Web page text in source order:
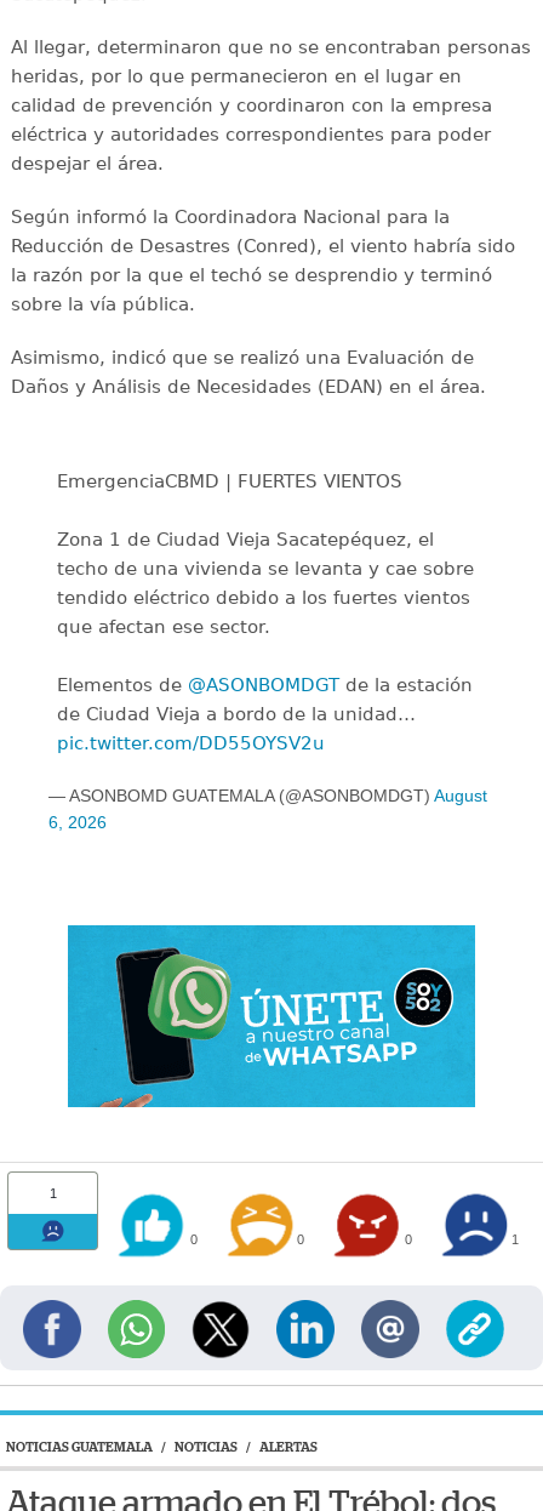
Al llegar, determinaron que no se encontraban personas
heridas, por lo que permanecieron en el lugar en
calidad de prevención y coordinaron con la empresa
eléctrica y autoridades correspondientes para poder
despejar el área.
Según informó la Coordinadora Nacional para la
Reducción de Desastres (Conred), el viento habría sido
la razón por la que el techó se desprendio y terminó
sobre la vía pública.
Asimismo, indicó que se realizó una Evaluación de
Daños y Análisis de Necesidades (EDAN) en el área.
EmergenciaCBMD | FUERTES VIENTOS
Zona 1 de Ciudad Vieja Sacatepéquez, el
techo de una vivienda se levanta y cae sobre
tendido eléctrico debido a los fuertes vientos
que afectan ese sector.
Elementos de @ASONBOMDGTde la estación
de Ciudad Vieja a bordo de la unidad…
pic.twitter.com/DD55OYSV2u
— ASONBOMD GUATEMALA (@ASONBOMDGT) August
6, 2026
1
0 0 0 1
NOTICIAS GUATEMALA / NOTICIAS / ALERTAS
Ataque armado en El Trébol: dos